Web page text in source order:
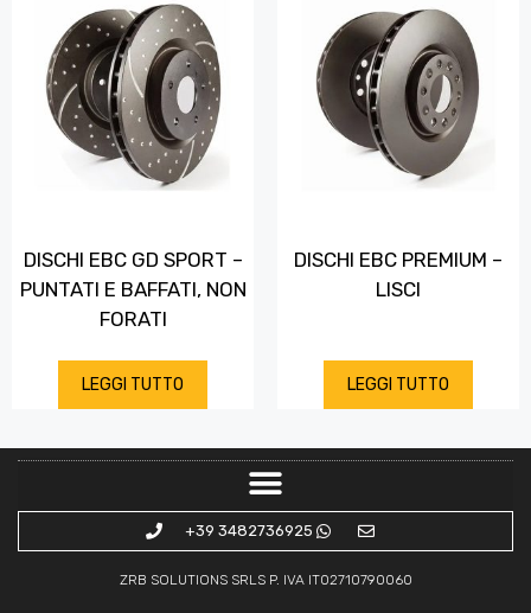
DISCHI EBC GD SPORT –
PUNTATI E BAFFATI, NON
FORATI
LEGGI TUTTO
DISCHI EBC PREMIUM –
LISCI
LEGGI TUTTO
+39 3482736925
ZRB SOLUTIONS SRLS P. IVA IT02710790060